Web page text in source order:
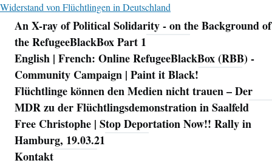
Widerstand von Flüchtlingen in Deutschland
Navigation
An X-ray of Political Solidarity - on the Background of
the RefugeeBlackBox Part 1
English | French: Online RefugeeBlackBox (RBB) -
Community Campaign | Paint it Black!
Flüchtlinge können den Medien nicht trauen – Der
MDR zu der Flüchtlingsdemonstration in Saalfeld
Free Christophe | Stop Deportation Now!! Rally in
Hamburg, 19.03.21
Kontakt